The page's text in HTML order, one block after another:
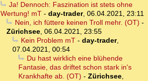
Ja! Dennoch: Faszination ist stets ohne
Wertung! mT - day-trader, 06.04.2021, 23:11
Nein, ich füttere keinen Troll mehr. (OT) -
Zürichsee, 06.04.2021, 23:55
Kein Problem mT- day-trader,
07.04.2021, 00:54
Du hast wirklich eine blühende
Fantasie, das driftet schon stark in's
Krankhafte ab. (OT) - Zürichsee,